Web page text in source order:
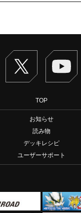
Twitter
TOP
お知らせ
読み物
デッキレシピ
ユーザーサポート